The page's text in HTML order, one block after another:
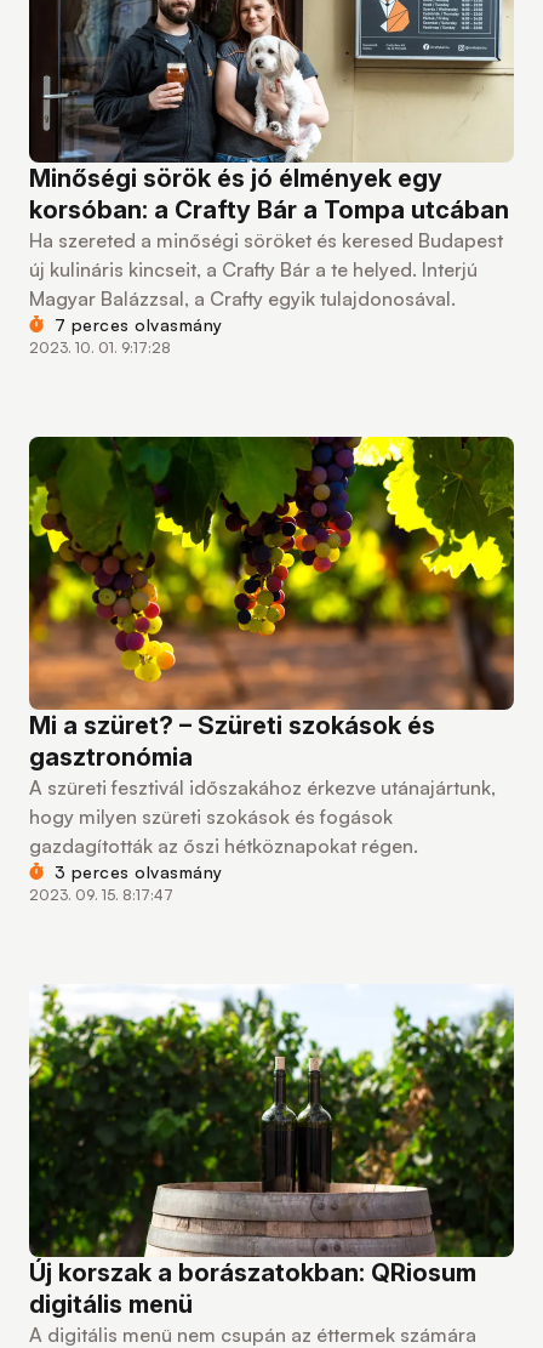
Minőségi sörök és jó élmények egy
korsóban: a Crafty Bár a Tompa utcában
Ha szereted a minőségi söröket és keresed Budapest
új kulináris kincseit, a Crafty Bár a te helyed. Interjú
Magyar Balázzsal, a Crafty egyik tulajdonosával.
7 perces olvasmány
2023. 10. 01. 9:17:28
Mi a szüret? – Szüreti szokások és
gasztronómia
A szüreti fesztivál időszakához érkezve utánajártunk,
hogy milyen szüreti szokások és fogások
gazdagították az őszi hétköznapokat régen.
3 perces olvasmány
2023. 09. 15. 8:17:47
Új korszak a borászatokban: QRiosum
digitális menü
A digitális menü nem csupán az éttermek számára